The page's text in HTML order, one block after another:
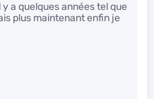
a quelques années tel que
plus maintenant enfin je